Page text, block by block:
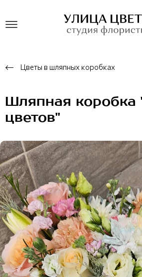
Цветы в шляпных коробках
Шляпная коробка
цветов"